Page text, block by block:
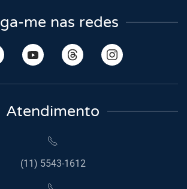
me nas redes
Atendimento
(11) 5543-1612